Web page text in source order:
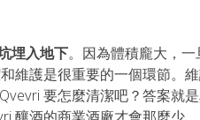
埋入地下。因為體積龐大，
維護是很重要的一個環節。
要怎麼清潔吧？答案就